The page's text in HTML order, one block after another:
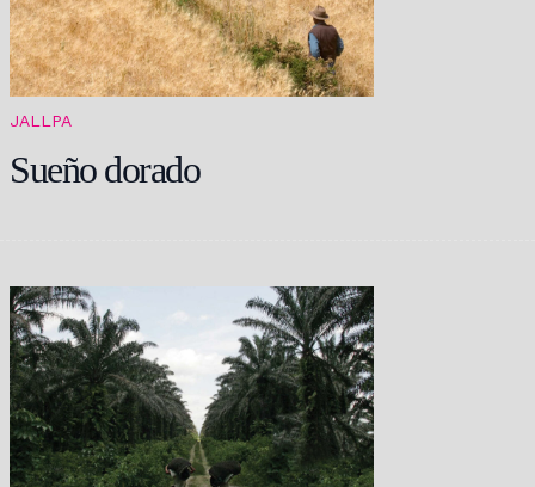
JALLPA
Sueño dorado